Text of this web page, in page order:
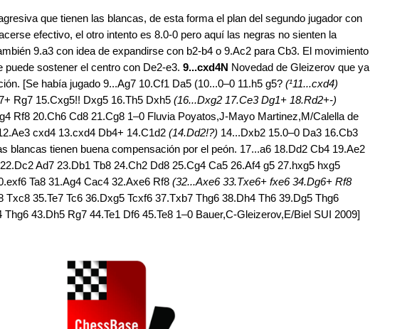
que tienen las blancas, de esta forma el plan del segundo jugador con
efectivo, el otro intento es 8.0-0 pero aquí las negras no sienten la
9.a3 con idea de expandirse con b2-b4 o 9.Ac2 para Cb3. El movimiento
puede sostener el centro con De2-e3. 9...cxd4N Novedad de Gleizerov que ya
[Se había jugado 9...Ag7 10.Cf1 Da5 (10...0–0 11.h5 g5? (¹11...cxd4)
Rg7 15.Cxg5!! Dxg5 16.Th5 Dxh5 (16...Dxg2 17.Ce3 Dg1+ 18.Rd2+-)
Rf8 20.Ch6 Cd8 21.Cg8 1–0 Fluvia Poyatos,J-Mayo Martinez,M/Calella de
cxd4 13.cxd4 Db4+ 14.C1d2 (14.Dd2!?) 14...Dxb2 15.0–0 Da3 16.Cb3
blancas tienen buena compensación por el peón. 17...a6 18.Dd2 Cb4 19.Ae2
Ad7 23.Db1 Tb8 24.Ch2 Dd8 25.Cg4 Ca5 26.Af4 g5 27.hxg5 hxg5
Ta8 31.Ag4 Cac4 32.Axe6 Rf8 (32...Axe6 33.Txe6+ fxe6 34.Dg6+ Rf8
Txc8 35.Te7 Tc6 36.Dxg5 Tcxf6 37.Txb7 Thg6 38.Dh4 Th6 39.Dg5 Thg6
43.Dh5 Rg7 44.Te1 Df6 45.Te8 1–0 Bauer,C-Gleizerov,E/Biel SUI 2009]